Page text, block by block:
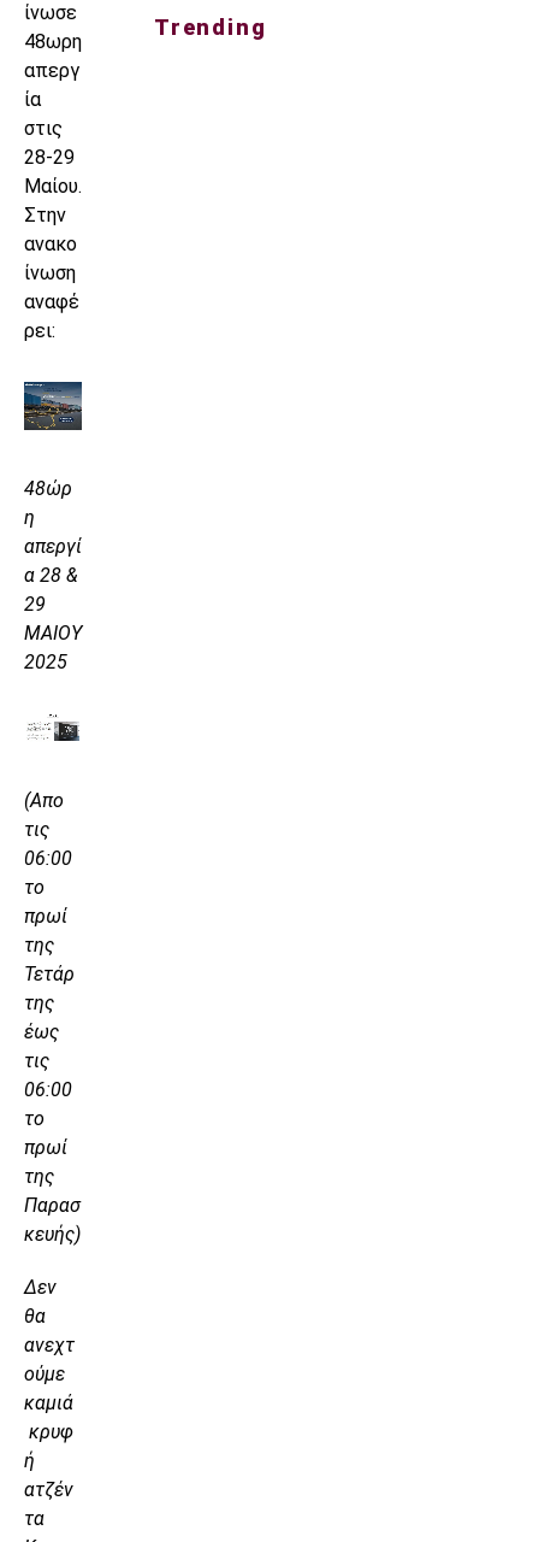
ίνωσε
48ωρη
απεργ
ία
στις
28-29
Μαίου.
Στην
ανακο
ίνωση
αναφέ
ρει:
48ώρ
η
απεργί
α 28 &
29
ΜΑΙΟΥ
2025
(Απο
τις
06:00
το
πρωί
της
Τετάρ
της
έως
τις
06:00
το
πρωί
της
Παρασ
κευής)
Δεν
θα
ανεχτ
ούμε
καμιά
κρυφ
ή
ατζέν
τα
Trending